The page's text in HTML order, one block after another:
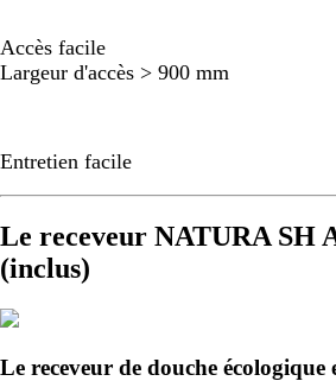
Accès facile
Largeur d'accès > 900 mm
Entretien facile
Le receveur NATURA SH
(inclus)
Le receveur de douche écologique